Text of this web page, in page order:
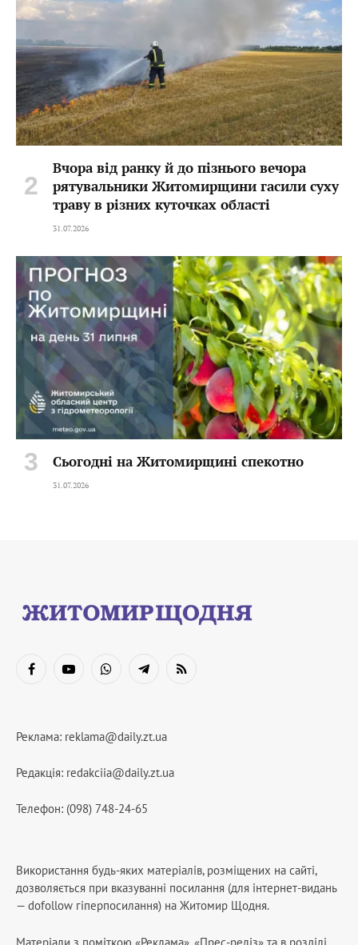
Вчора від ранку й до пізнього вечора
рятувальники Житомирщини гасили суху
траву в різних куточках області
31.07.2026
Сьогодні на Житомирщині спекотно
31.07.2026
FacebookYouTubeWhatsAppTelegramRSS
Реклама: reklama@daily.zt.ua
Редакція: redakciia@daily.zt.ua
Телефон: (098) 748-24-65
Використання будь-яких матеріалів, розміщених на сайті,
дозволяється при вказуванні посилання (для інтернет-видань
— dofollow гіперпосилання) на Житомир Щодня.
Матеріали з поміткою «Реклама», «Прес-реліз» та в розділі